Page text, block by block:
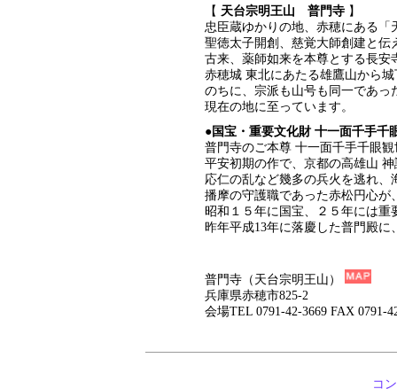
【 天台宗明王山 普門寺 】
忠臣蔵ゆかりの地、赤穂にある「
聖徳太子開創、慈覚大師創建と伝
古来、薬師如来を本尊とする長安
赤穂城 東北にあたる雄鷹山から
のちに、宗派も山号も同一であっ
現在の地に至っています。
●国宝・重要文化財 十一面千手千
普門寺のご本尊 十一面千手千眼
平安初期の作で、京都の高雄山
応仁の乱など幾多の兵火を逃れ
播摩の守護職であった赤松円心
昭和１５年に国宝、２５年には
昨年平成13年に落慶した普門殿
普門寺（天台宗明王山）
兵庫県赤穂市825-2
会場TEL 0791-42-3669 FAX 0791-
コ